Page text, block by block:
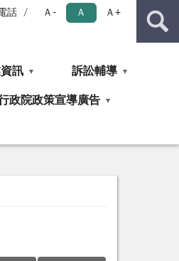
話 Ａ- Ａ Ａ+
訊 訴訟輔導
政院政策宣導廣告